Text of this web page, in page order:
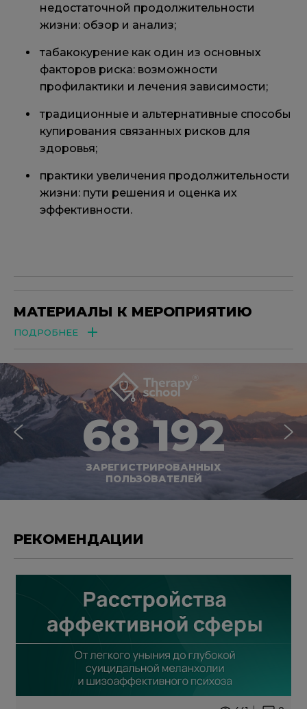
недостаточной продолжительности
жизни: обзор и анализ;
табакокурение как один из основных
факторов риска: возможности
профилактики и лечения зависимости;
традиционные и альтернативные способы
купирования связанных рисков для
здоровья;
практики увеличения продолжительности
жизни: пути решения и оценка их
эффективности.
МАТЕРИАЛЫ К МЕРОПРИЯТИЮ
ПОДРОБНЕЕ
68 192
ЗАРЕГИСТРИРОВАННЫХ
ПОЛЬЗОВАТЕЛЕЙ
РЕКОМЕНДАЦИИ